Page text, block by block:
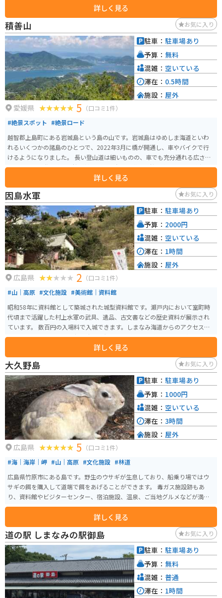
品を販売するショップやレストランがあり、新鮮な魚介類や柑橘系のフルー
ツなどを楽しむことができます。また、レンタサイクルターミナルも併設さ
れており、手軽にサイクリングを楽しむことができます。自転車を持ち込ん
でいない方も、ここで自転車を借りて、しまなみ海道の絶景を満喫するのが
おすすめです。 バイクで訪れる場合、道の駅には広い駐車場が完備されてい
るので安心です。しまなみ海道は、変化に富んだ海岸線や島々の風景が楽し
める、バイクツーリングにも最適なルートです。道の駅で休憩しながら、瀬
戸内の風を感じてみてください。道の駅の周辺には、来島海峡大橋の展望台
や、村上水軍博物館など、観光スポットも点在しています。
詳しく見る
積善山 お気に入り
愛媛県 5 （口コミ1件）
#絶景スポット #絶景ロード
越智郡上島町にある岩城島という島の山です。岩城島はゆめしま海道といわ
れるいくつかの諸島のひとつで、2022年3月に橋が開通し、車やバイクで行
けるようになりました。 長い登山道は細いものの、車でも充分通れる広さで
す。約3kmの登山道には桜が植えられ、春には満開の桜を楽しむことが出来
出来ます。頂上からは四国と本州のどちらも眺めることができる展望台があ
ります。
詳しく見る
駐車： 駐車場あり
予算： 無料
混雑： 空いている
滞在： 0.5時間
施設： 屋外
因島水軍 お気に入り
広島県 2 （口コミ1件）
#山｜高原 #文化施設 #美術館｜資料館
昭和58年に資料館として築城された城型資料館です。瀬戸内において室町時
代頃まで活躍した村上水軍の武具、遺品、古文書などの歴史資料が展示され
ています。 数百円の入場料で入城できます。しまなみ海道からのアクセスで
インターチェンジから多少の時間を有しますが、その道程でレモン畑やみか
ん畑を通る時に爽やかな香りも楽しめます。
詳しく見る
駐車： 駐車場あり
予算： 2000円
混雑： 空いている
滞在： 1時間
施設： 屋外
大久野島 お気に入り
広島県 5 （口コミ1件）
#海｜海岸｜岬 #山｜高原 #文化施設 #林道
広島県竹原市にある島です。野生のウサギが生息しており、船乗り場ではウ
サギの餌を購入して道端で餌をあげることができます。 毒ガス施設跡もあ
り、資料館やビジターセンター、宿泊施設、温泉、ご当地グルメなどが満喫
できます。
詳しく見る
駐車： 駐車場あり
予算： 1000円
混雑： 空いている
滞在： 3時間
施設： 屋外
道の駅 しまなみの駅御島 お気に入り
駐車： 駐車場あり
予算： 無料
混雑： 普通
滞在： 1時間